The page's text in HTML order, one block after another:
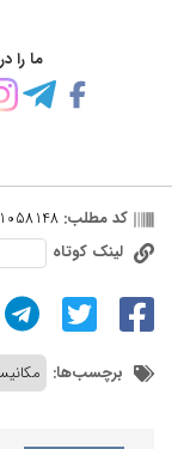
ما را
کد مطلب: 1058148
لینک کوتاه
برچسب‌ها: